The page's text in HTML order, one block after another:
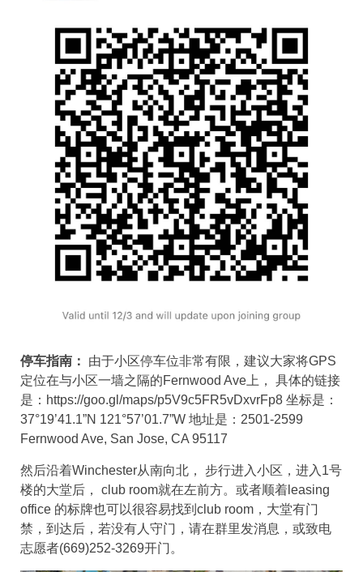
停车指南：
由于小区停车位非常有限，建议大家将GPS
定位在与小区一墙之隔的Fernwood Ave上， 具体的链接
是：https://goo.gl/maps/p5V9c5FR5vDxvrFp8 坐标是：
37°19’41.1”N 121°57’01.7”W 地址是：2501-2599
Fernwood Ave, San Jose, CA 95117
然后沿着Winchester从南向北， 步行进入小区，进入1号
楼的大堂后， club room就在左前方。或者顺着leasing
office 的标牌也可以很容易找到club room，大堂有门
禁，到达后，若没有人守门，请在群里发消息，或致电
志愿者(669)252-3269开门。